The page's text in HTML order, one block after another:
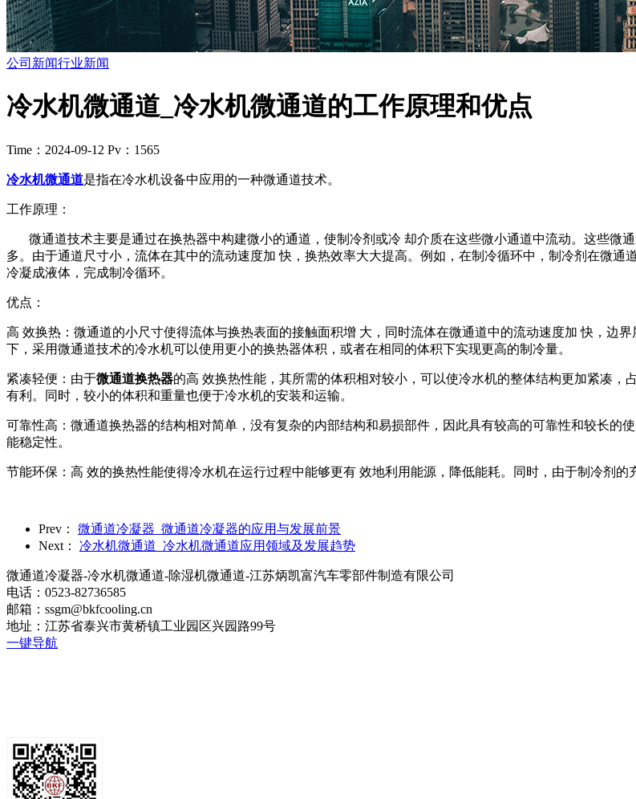
公司新闻行业新闻
​冷水机微通道_​冷水机微通道的工作原理和优点
Time：2024-09-12 Pv：1565
冷水机微通道是指在冷水机设备中应用的一种微通道技术。
工作原理：
微通道技术主要是通过在换热器中构建微小的通道，使制冷剂或冷 却介质在这些微小通道中流动。这些微
多。由于通道尺寸小，流体在其中的流动速度加 快，换热效率大大提高。例如，在制冷循环中，制冷剂在微通
冷凝成液体，完成制冷循环。
优点：
高 效换热：微通道的小尺寸使得流体与换热表面的接触面积增 大，同时流体在微通道中的流动速度加 快，边
下，采用微通道技术的冷水机可以使用更小的换热器体积，或者在相同的体积下实现更高的制冷量。
紧凑轻便：由于微通道换热器的高 效换热性能，其所需的体积相对较小，可以使冷水机的整体结构更加紧凑
有利。同时，较小的体积和重量也便于冷水机的安装和运输。
可靠性高：微通道换热器的结构相对简单，没有复杂的内部结构和易损部件，因此具有较高的可靠性和较长的
能稳定性。
节能环保：高 效的换热性能使得冷水机在运行过程中能够更有 效地利用能源，降低能耗。同时，由于制冷剂的
Prev：
微通道冷凝器_微通道冷凝器的应用与发展前景
Next：
冷水机微通道_冷水机微通道应用领域及发展趋势
微通道冷凝器-冷水机微通道-除湿机微通道-江苏炳凯富汽车零部件制造有限公司
电话：0523-82736585
邮箱：ssgm@bkfcooling.cn
地址：江苏省泰兴市黄桥镇工业园区兴园路99号
一键导航